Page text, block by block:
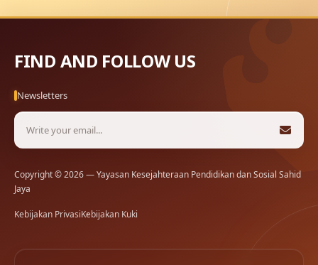
FIND AND FOLLOW US
Newsletters
Copyright © 2026 — Yayasan Kesejahteraan Pendidikan dan Sosial Sahid
Jaya
Kebijakan PrivasiKebijakan Kuki